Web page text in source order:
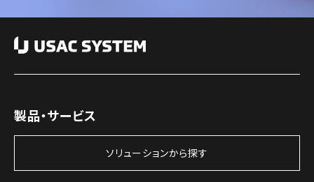
製品・サービス
ソリューションから探す